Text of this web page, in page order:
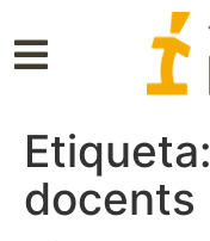
Etiqueta:
docents